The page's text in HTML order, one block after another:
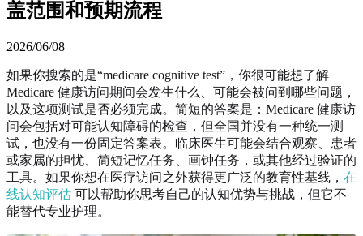
盖范围和预期流程
2026/06/08
如果你搜索的是“medicare cognitive test”，你很可能想了解
Medicare 健康访问期间会发生什么、可能会被问到哪些问题，
以及这项测试是否必须完成。简短的答案是：Medicare 健康访
问会包括对可能认知障碍的检查，但全国并没有一种统一测
试，也没有一份固定答案表。临床医生可能会结合观察、患者
或家属的担忧、简短记忆任务、画钟任务，或其他经过验证的
工具。如果你想在医疗访问之外获得更广泛的教育性基线， 在
线认知评估 可以帮助你思考自己的认知优势与挑战，但它不
能替代专业护理。